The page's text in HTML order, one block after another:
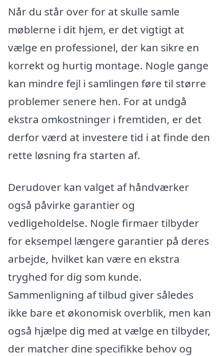
Når du står over for at skulle samle
møblerne i dit hjem, er det vigtigt at
vælge en professionel, der kan sikre en
korrekt og hurtig montage. Nogle gange
kan mindre fejl i samlingen føre til større
problemer senere hen. For at undgå
ekstra omkostninger i fremtiden, er det
derfor værd at investere tid i at finde den
rette løsning fra starten af.
Derudover kan valget af håndværker
også påvirke garantier og
vedligeholdelse. Nogle firmaer tilbyder
for eksempel længere garantier på deres
arbejde, hvilket kan være en ekstra
tryghed for dig som kunde.
Sammenligning af tilbud giver således
ikke bare et økonomisk overblik, men kan
også hjælpe dig med at vælge en tilbyder,
der matcher dine specifikke behov og